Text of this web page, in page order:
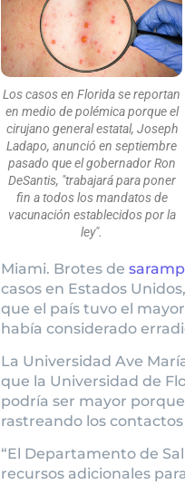
Los casos en Florida se reportan
en medio de polémica porque el
cirujano general estatal, Joseph
Ladapo, anunció en septiembre
pasado que el gobernador Ron
DeSantis, "trabajará para poner
fin a todos los mandatos de
vacunación establecidos por la
ley".
Miami. Brotes de
casos en Estados
que el país tuvo el
había considerado
La Universidad Ave
que la Universidad de
podría ser mayor
rastreando los
“El Departamento de
recursos adicionales